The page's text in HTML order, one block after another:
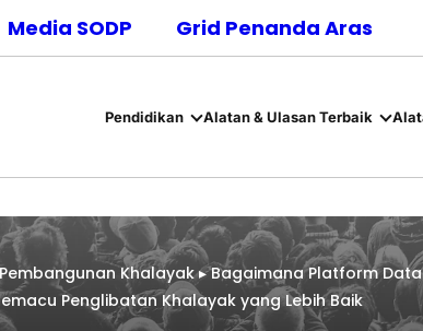
Media SODP Grid Penanda Aras
Pendidikan Alatan & Ulasan Terbaik
Pembangunan Khalayak▸Bagaimana Platform
Penglibatan Khalayak yang Lebih Baik